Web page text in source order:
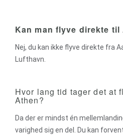
Kan man flyve direkte
Nej, du kan ikke flyve direkte fra
Lufthavn.
Hvor lang tid tager det at
Athen?
Da der er mindst én
varighed sig en del. Du kan